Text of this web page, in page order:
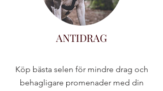
ANTIDRAG
Köp bästa selen för mindre drag och
behagligare promenader med din